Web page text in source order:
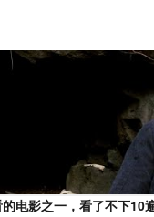
的电影之一，看了不下10